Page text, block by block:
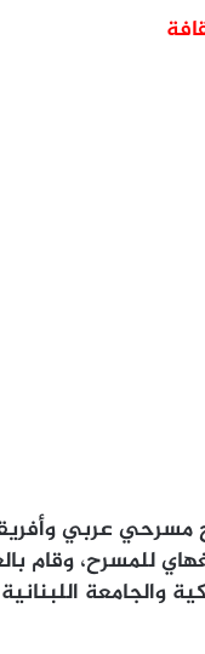
مسرحي عربي
للمسرح، وقام
والجامعة اللبنانية